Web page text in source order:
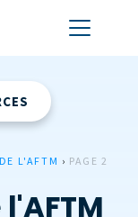
L'AFTM › PAGE 2